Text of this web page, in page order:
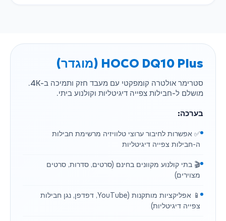
HOCO DQ10 Plus (מוגדר)
סטרימר אולטרה קומפקטי עם מעבד חזק ותמיכה ב-4K.
מושלם ל-חבילות צפייה דיגיטליות וקולנוע ביתי.
בערכה:
✅ אפשרות לחיבור ערוצי טלוויזיה מרשימת חבילות
ה-חבילות צפייה דיגיטליות
🎬 בתי קולנוע מקוונים בחינם (סרטים, סדרות, סרטים
מצוירים)
📱 אפליקציות מותקנות (YouTube, דפדפן, נגן חבילות
צפייה דיגיטליות)